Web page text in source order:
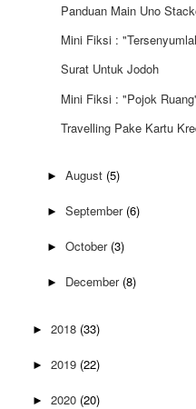
Panduan Main Uno
Mini Fiksi :
Surat Untuk Jodoh
Mini Fiksi : "Pojok
Travelling Pake Kartu
► August (5)
► September (6)
► October (3)
► December (8)
► 2018 (33)
► 2019 (22)
► 2020 (20)